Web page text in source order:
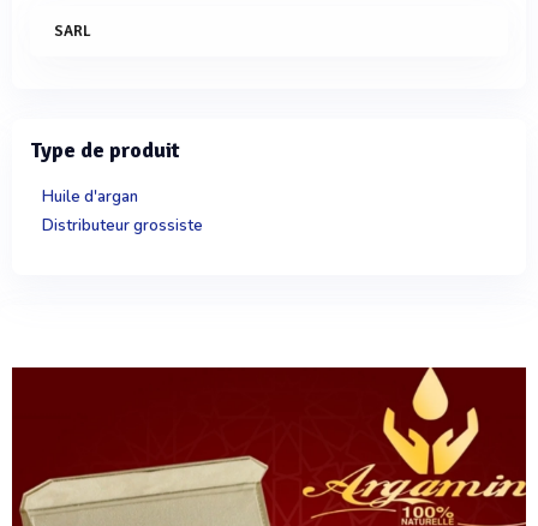
SARL
Type de produit
Huile d'argan
Distributeur grossiste